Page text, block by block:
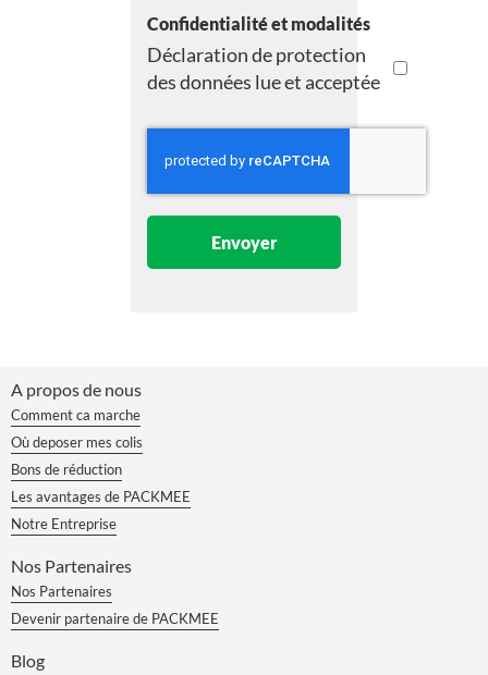
Confidentialité et modalités
Déclaration de protection
des données lue et acceptée
Envoyer
A propos de nous
Comment ca marche
Où deposer mes colis
Bons de réduction
Les avantages de PACKMEE
Notre Entreprise
Nos Partenaires
Nos Partenaires
Devenir partenaire de PACKMEE
Blog